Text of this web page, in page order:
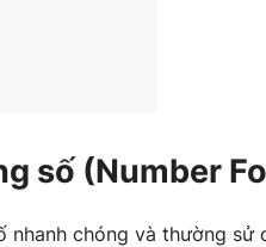
số (Number
chóng và thường sử